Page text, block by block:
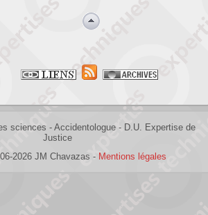
sciences - Accidentologue - D.U. Expertise de
Justice
2026 JM Chavazas - Mentions légales